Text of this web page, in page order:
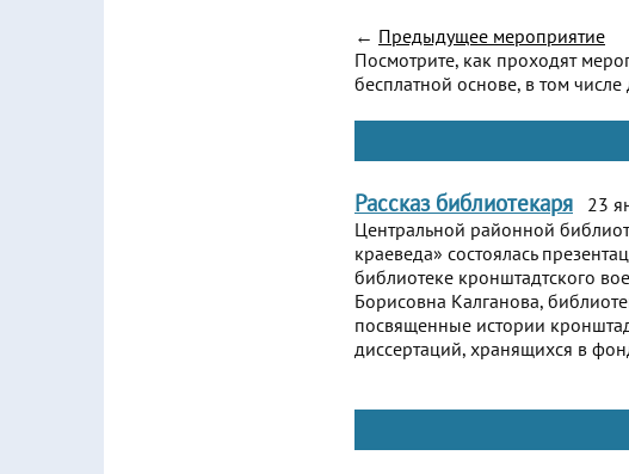
← Предыдущее мероприятие
Посмотрите, как проходят
бесплатной основе, в том
Рассказ библиотекаря
23
Центральной районной
краеведа» состоялась
библиотеке кронштадтского
Борисовна Калганова,
посвященные истории
диссертаций, хранящихся в